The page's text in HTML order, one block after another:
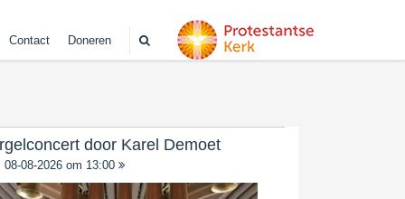
Contact Doneren
door Karel Demoet
08-08-2026 om 13:00